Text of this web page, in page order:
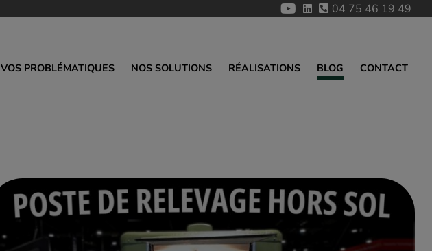
04 75 46 19 49
VOS PROBLÉMATIQUES NOS SOLUTIONS
Verticale
RÉALISATIONS BLOG CONTACT